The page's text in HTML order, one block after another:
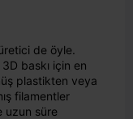
de öyle.
baskı için en
plastikten veya
filamentler
uzun süre